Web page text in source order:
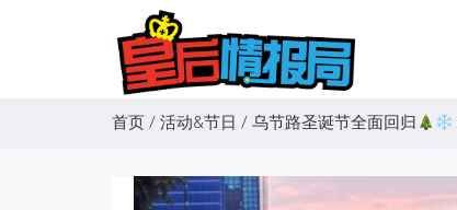
首页 / 活动&节日 / 乌节路圣诞节全面回归